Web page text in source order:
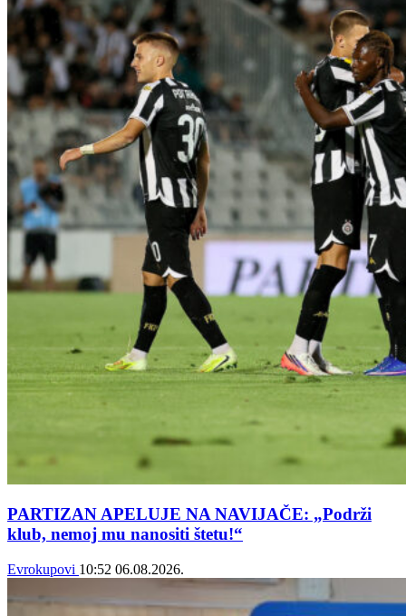
PARTIZAN APELUJE NA NAVIJAČE: „Podrži
klub, nemoj mu nanositi štetu!“
Evrokupovi 10:52 06.08.2026.